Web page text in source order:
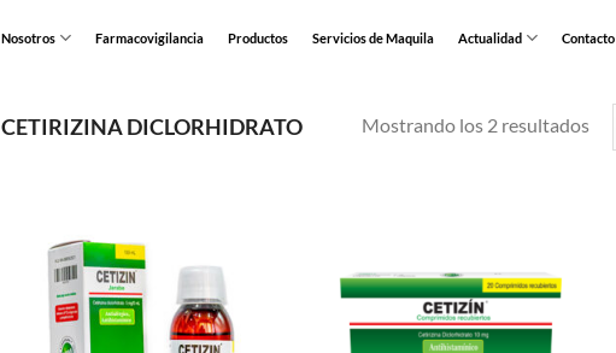
Nosotros Farmacovigilancia Productos Servicios de Maquila Actualidad Contacto
CETIRIZINA DICLORHIDRATO Mostrando los 2 resultados